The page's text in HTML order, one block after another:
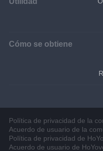
Cómo se obtiene
Política de privacidad de la
Acuerdo de usuario de la
Política de privacidad de
Acuerdo de usuario de